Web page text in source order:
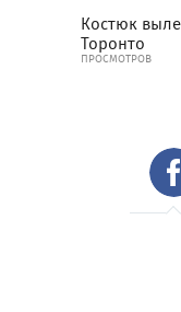
Костюк
Торонто
ПРОСМОТРОВ